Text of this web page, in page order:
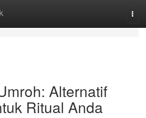
Alternatif
Ritual Anda